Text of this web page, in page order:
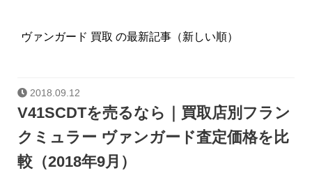
ヴァンガード 買取 の最新記事（新しい順）
2018.09.12
V41SCDTを売るなら｜買取店別フラン
クミュラー ヴァンガード査定価格を比
較（2018年9月）